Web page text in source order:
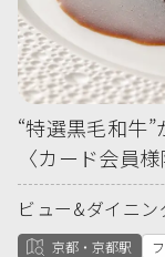
“特選黒毛和牛
〈カード会員
ビュー&ダイニ
京都・京都駅